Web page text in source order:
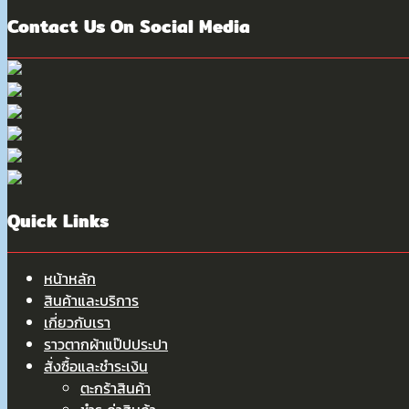
Contact Us On Social Media
Quick Links
หน้าหลัก
สินค้าและบริการ
เกี่ยวกับเรา
ราวตากผ้าแป๊ปประปา
สั่งซื้อและชำระเงิน
ตะกร้าสินค้า